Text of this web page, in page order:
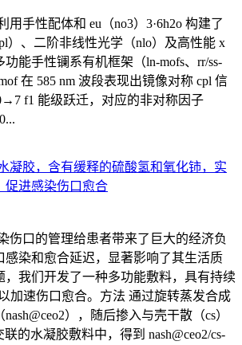
用手性配体和 eu（no3）3·6h2o 构建了
）、二阶非线性光学（nlo）及高性能 x
能手性镧系有机框架（ln-mofs、rr/ss-
在 585 nm 波段表现出镜像对称 cpl 信
f1 能级跃迁，对应的非对称因子
凝胶，含有缓释的硫酸氢和氧化铈，实
促进感染伤口愈合
伤口的管理给患者带来了巨大的经济负
感染和愈合延迟，显著影响了其生活质
，我们开发了一种多功能敷料，具有持续
加速伤口愈合。方法 通过旋转蒸发合成
），随后掺入与壳干散（cs）
的水凝胶敷料中，得到 nash@ceo2/cs-